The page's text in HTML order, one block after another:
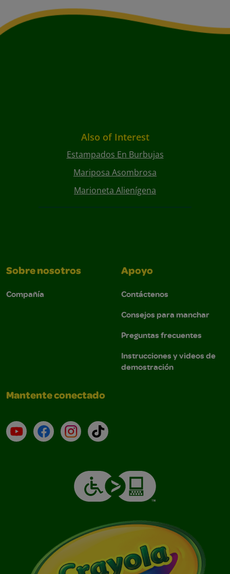
Also of Interest
Estampados En Burbujas
Mariposa Asombrosa
Marioneta Alienígena
Sobre nosotros
Compañía
Apoyo
Contáctenos
Consejos para manchar
Preguntas frecuentes
Instrucciones y videos de
demostración
Mantente conectado
YouTube (en inglés)
Facebook (en inglés)
Instagram (en inglés)
TikTok